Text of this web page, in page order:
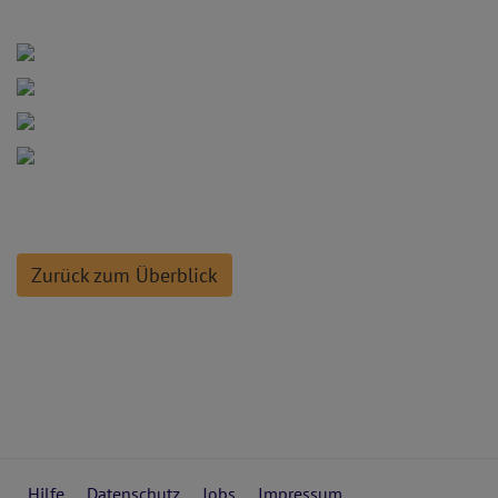
Zurück zum Überblick
Hilfe Datenschutz Jobs Impressum